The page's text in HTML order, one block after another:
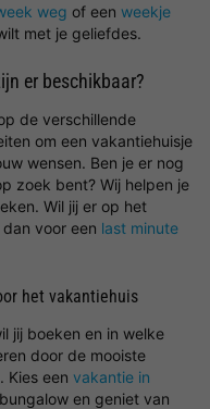
weg of een weekje
met je geliefdes.
er beschikbaar?
de verschillende
om een vakantiehuisje
wensen. Ben je er nog
zoek bent? Wij helpen je
Wil jij er op het
voor een last minute
het vakantiehuis
jij boeken en in welke
door de mooiste
Kies een vakantie in
en geniet van